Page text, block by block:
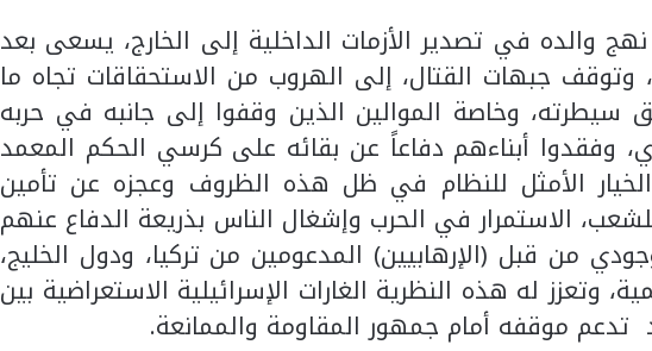
والده في تصدير الأزمات الداخلية إلى الخارج، يسعى بعد
وتوقف جبهات القتال، إلى الهروب من الاستحقاقات تجاه ما
وخاصة الموالين الذين وقفوا إلى جانبه في حربه
وفقدوا أبناءهم دفاعاً عن بقائه على كرسي الحكم المعمد
الخيار الأمثل للنظام في ظل هذه الظروف وعجزه عن تأمين
الاستمرار في الحرب وإشغال الناس بذريعة الدفاع عنهم
من قبل (الإرهابيين) المدعومين من تركيا، ودول الخليج،
وتعزز له هذه النظرية الغارات الإسرائيلية الاستعراضية بين
تدعم موقفه أمام جمهور المقاومة والممانعة.